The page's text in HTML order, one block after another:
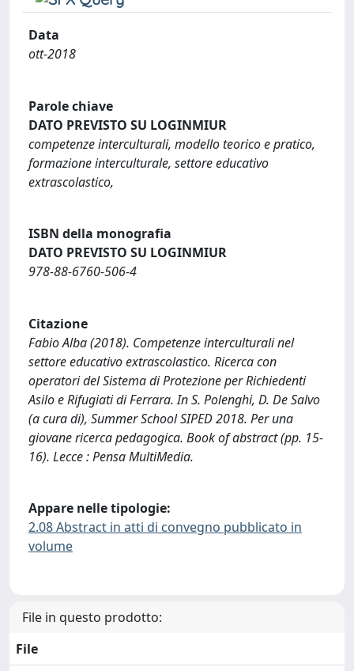
Data
ott-2018
Parole chiave
DATO PREVISTO SU LOGINMIUR
competenze interculturali, modello teorico e pratico,
formazione interculturale, settore educativo
extrascolastico,
ISBN della monografia
DATO PREVISTO SU LOGINMIUR
978-88-6760-506-4
Citazione
Fabio Alba (2018). Competenze interculturali nel
settore educativo extrascolastico. Ricerca con
operatori del Sistema di Protezione per Richiedenti
Asilo e Rifugiati di Ferrara. In S. Polenghi, D. De Salvo
(a cura di), Summer School SIPED 2018. Per una
giovane ricerca pedagogica. Book of abstract (pp. 15-
16). Lecce : Pensa MultiMedia.
Appare nelle tipologie:
2.08 Abstract in atti di convegno pubblicato in
volume
File in questo prodotto:
File